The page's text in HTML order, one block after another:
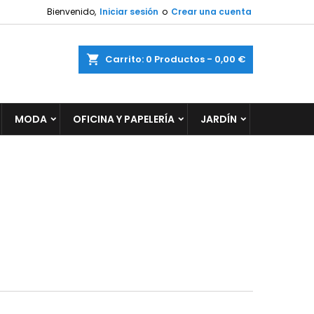
Bienvenido, Iniciar sesión o Crear una cuenta
Carrito 0 Productos - 0,00 €
MODA OFICINA Y PAPELERÍA JARDÍN